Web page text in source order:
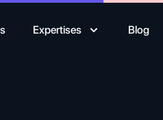
Expertises Blog